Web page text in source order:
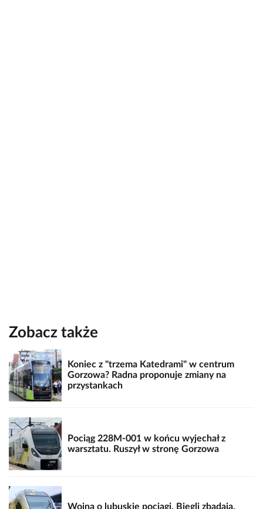
Zobacz także
Koniec z "trzema Katedrami" w centrum
Gorzowa? Radna proponuje zmiany na
przystankach
Pociąg 228M-001 w końcu wyjechał z
warsztatu. Ruszył w stronę Gorzowa
Wojna o lubuskie pociągi. Biegli zbadają,